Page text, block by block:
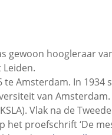
gewoon hoogleraar
Amsterdam. In 1934
van
Vlak na de
het proefschrift ‘De